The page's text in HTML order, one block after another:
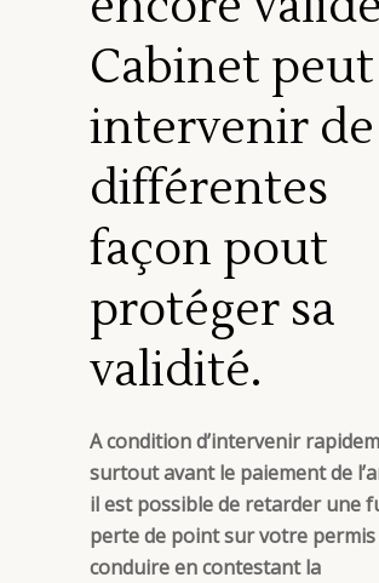
Cabinet peut
intervenir de
différentes
façon pout
protéger sa
validité.
A condition d’intervenir
surtout avant le paiement de
il est possible de retarder une
perte de point sur votre permis
conduire en contestant la